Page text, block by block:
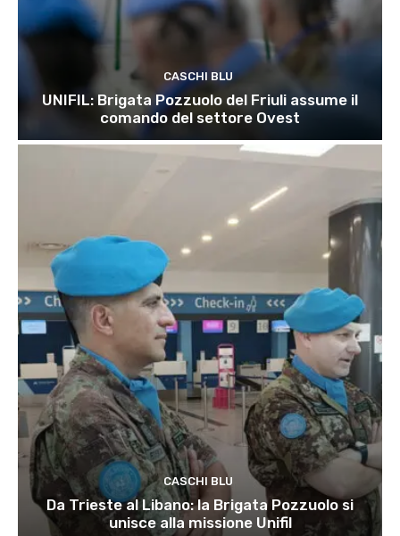
CASCHI BLU
UNIFIL: Brigata Pozzuolo del Friuli assume il
comando del settore Ovest
CASCHI BLU
Da Trieste al Libano: la Brigata Pozzuolo si
unisce alla missione Unifil